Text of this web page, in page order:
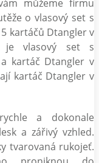
můžeme firmu
o vlasový set s
kartáčů Dtangler v
je vlasový set s
kartáč Dtangler v
kartáč Dtangler v
a dokonale
a zářivý vzhled.
tvarovaná rukojeť.